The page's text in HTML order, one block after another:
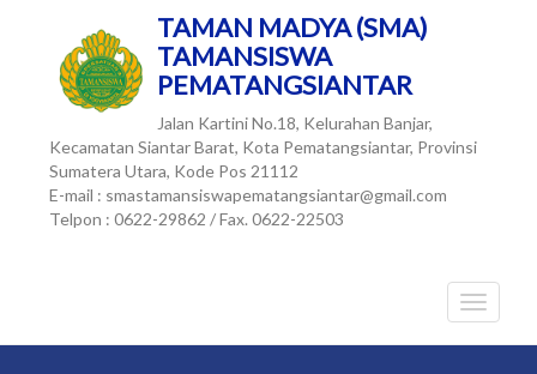
TAMAN MADYA (SMA)
TAMANSISWA
PEMATANGSIANTAR
Jalan Kartini No.18, Kelurahan Banjar,
Kecamatan Siantar Barat, Kota Pematangsiantar, Provinsi
Sumatera Utara, Kode Pos 21112
E-mail : smastamansiswapematangsiantar@gmail.com
Telpon : 0622-29862 / Fax. 0622-22503